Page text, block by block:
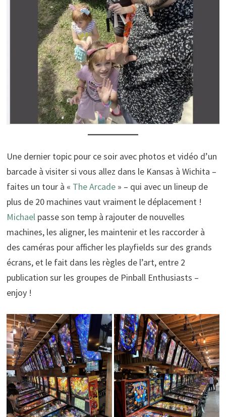
Une dernier topic pour ce soir avec photos et vidéo d’un
barcade à visiter si vous allez dans le Kansas à Wichita –
faites un tour à « The Arcade» – qui avec un lineup de
plus de 20 machines vaut vraiment le déplacement !
Michael passe son temp à rajouter de nouvelles
machines, les aligner, les maintenir et les raccorder à
des caméras pour afficher les playfields sur des grands
écrans, et le fait dans les règles de l’art, entre 2
publication sur les groupes de Pinball Enthusiasts –
enjoy !